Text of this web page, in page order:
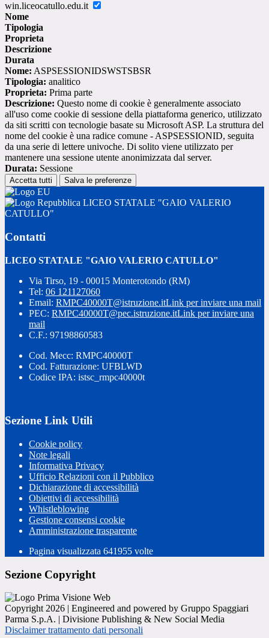
win.liceocatullo.edu.it
Nome
Tipologia
Proprieta
Descrizione
Durata
Nome: ASPSESSIONIDSWSTSBSR
Tipologia: analitico
Proprieta: Prima parte
Descrizione: Questo nome di cookie è generalmente associato
all'uso come cookie di sessione della piattaforma generico, utilizzato
da siti scritti con tecnologie basate su Microsoft ASP. La struttura del
nome del cookie è una radice comune - ASPSESSIONID, seguita
da una serie di lettere univoche. Di solito viene utilizzato per
mantenere una sessione utente anonimizzata dal server.
Durata: Sessione
Accetta tutti Salva le preferenze
LICEO STATALE "GAIO VALERIO
CATULLO"
Contatti
LICEO STATALE "GAIO VALERIO CATULLO"
Via Tirso, 19 - 00015 Monterotondo (RM)
Tel: 06 121127060
Email: RMPC40000T@istruzione.itLink per inviare una mail
PEC: RMPC40000T@pec.istruzione.itLink per inviare una
mail
C.F.: 97198860583
Cod. Mecc: RMPC40000T
Cod. Fatturazione: UFBLWD
Codice IPA: istsc_rmpc40000t
Sezione Link Utili
Cookie policy
Note legali
Informativa Privacy
Ufficio Relazioni con il Pubblico
Dichiarazione di accessibilità
Obiettivi di accessibilità
Whistleblowing
Gestione consensi cookie
Amministrazione trasparente
Pagina visualizzata 641955 volte
Sezione Copyright
Copyright 2026 | Engineered and powered by Gruppo Spaggiari
Parma S.p.A. | Divisione Publishing & New Social Media
Disclaimer trattamento dati personali